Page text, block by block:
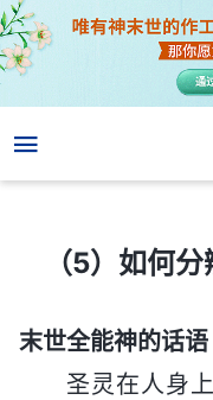
（5）如何分辨圣灵作工
（5）如何
末世全能神的话语
圣灵在人身